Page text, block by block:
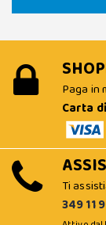
Paga in
Carta
Ti
349 11